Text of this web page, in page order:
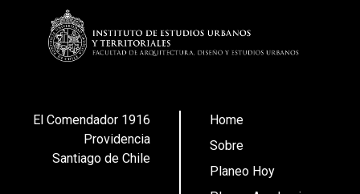
El Comendador 1916
Providencia
Santiago de Chile
Home
Sobre
Planeo Hoy